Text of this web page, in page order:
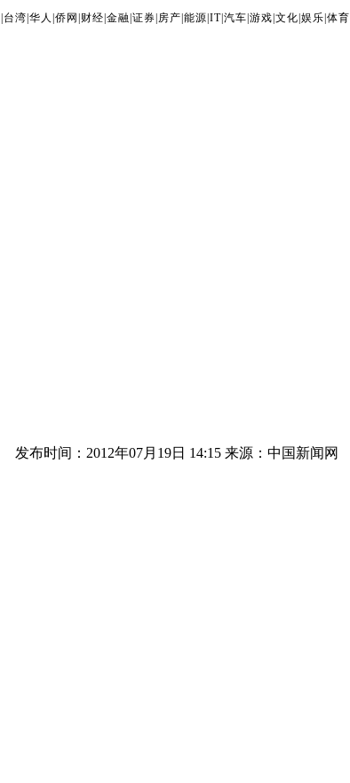
台湾 华人 侨网 财经 金融 证券 房产 能源 IT| 汽车 游戏 文化 娱乐 体育
发布时间：2012年07月19日 14:15 来源：中国新闻网